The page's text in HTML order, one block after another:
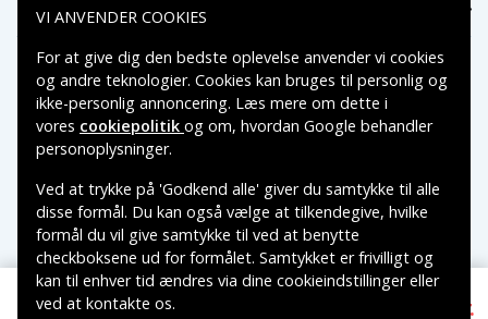
Samsung 45W PD USB-C Hurtigoplader med USB-C 177 kr.
Populære Samsung-covers
Betalingsmuligheder
Leveringsmuligheder
Copyright © 2026, Spares Nordic AB
VI ANVENDER COOKIES
For at give dig den bedste oplevelse anvender vi cookies
og andre teknologier. Cookies kan bruges til personlig og
ikke-personlig annoncering. Læs mere om dette i
vores cookiepolitik og om, hvordan Google behandler
personoplysninger.
Ved at trykke på 'Godkend alle' giver du samtykke til alle
disse formål. Du kan også vælge at tilkendegive, hvilke
formål du vil give samtykke til ved at benytte
checkboksene ud for formålet. Samtykket er frivilligt og
kan til enhver tid ændres via dine cookieindstillinger eller
ved at kontakte os.